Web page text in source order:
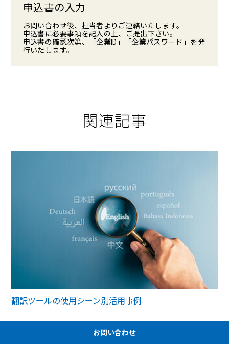
申込書の入力
お問い合わせ後、担当者よりご連絡いたします。
申込書に必要事項を記入の上、ご提出下さい。
申込書の確認次第、「企業ID」「企業パスワード」を発
行いたします。
関連記事
翻訳ツールの使用シーン別活用事例
お問い合わせ